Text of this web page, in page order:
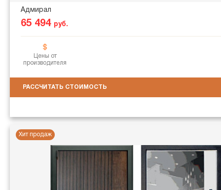
Адмирал
65 494 руб.
Цены от
производителя
РАССЧИТАТЬ СТОИМОСТЬ
Хит продаж